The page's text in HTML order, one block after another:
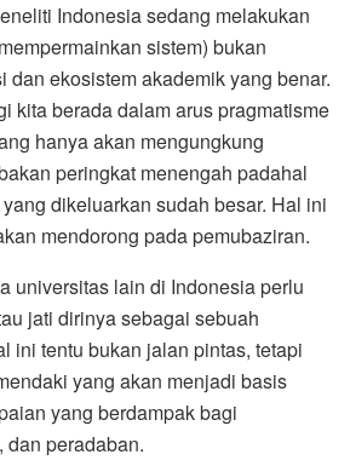
Indonesia sedang melakukan
sistem) bukan
dan ekosistem akademik yang benar.
kita berada dalam arus pragmatisme
hanya akan mengungkung
peringkat menengah padahal
dikeluarkan sudah besar. Hal ini
mendorong pada pemubaziran.
universitas lain di Indonesia perlu
jati dirinya sebagai sebuah
ini tentu bukan jalan pintas, tetapi
yang akan menjadi basis
yang berdampak bagi
dan peradaban.